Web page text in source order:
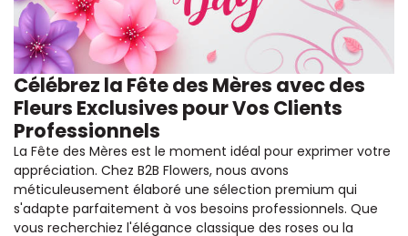
Célébrez la Fête des Mères avec des
Fleurs Exclusives pour Vos Clients
Professionnels
La Fête des Mères est le moment idéal pour exprimer votre
appréciation. Chez B2B Flowers, nous avons
méticuleusement élaboré une sélection premium qui
s'adapte parfaitement à vos besoins professionnels. Que
vous recherchiez l'élégance classique des roses ou la